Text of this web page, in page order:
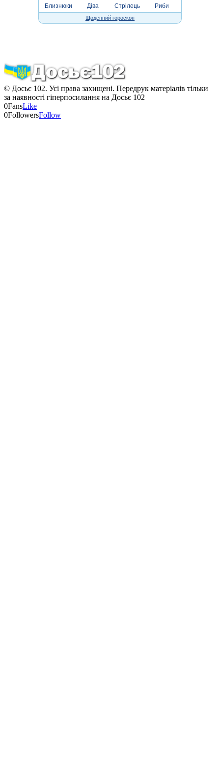
Близнюки Діва Стрілець Риби
Щоденний гороскоп
© Досьє 102. Усі права захищені. Передрук матеріалів тільки
за наявності гіперпосилання на Досьє 102
0FansLike
0FollowersFollow